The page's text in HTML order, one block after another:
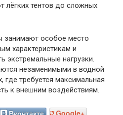
лёгких тентов до сложных
особое место
характеристикам и
экстремальные нагрузки.
незаменимыми в водной
где требуется максимальная
к внешним воздействиям.